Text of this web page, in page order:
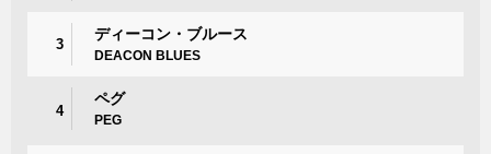
3
ディーコン・ブルース
DEACON BLUES
4
ペグ
PEG